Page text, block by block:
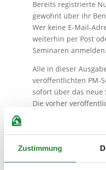
Zustimmung
Bereits registrierte
gewohnt über ihr
Wer keine E-Mail-
weiterhin per Post
Seminaren anmelden.
Alle in dieser
veröffentlichten PM-
sofort über das neue
Die vorher
weiterhin über das
und nach wird das
auf andere Seminare
Homepage bleibt in